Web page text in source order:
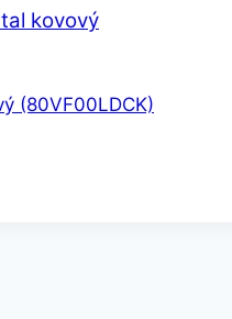
kovový
(80VF00LDCK)